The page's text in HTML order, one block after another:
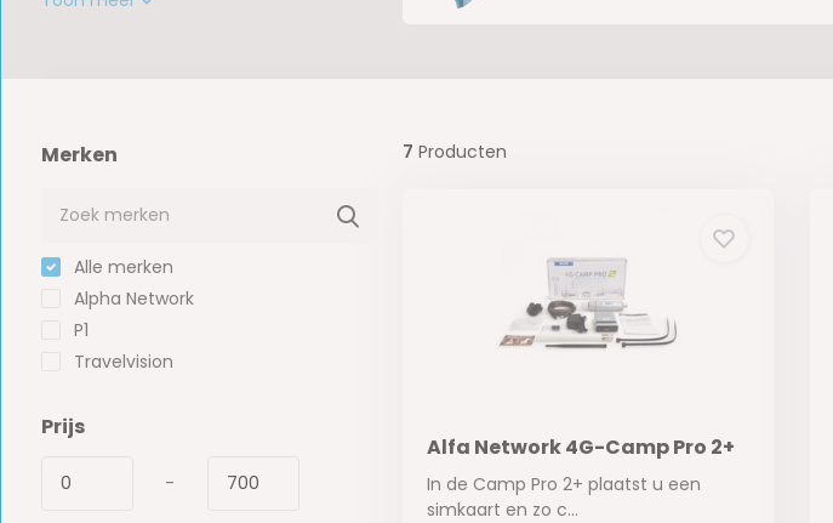
Merken
Alle merken
Alpha Network
P1
Travelvision
Prijs
-
7 Producten
Alfa Network 4G-Camp Pro 2+
In de Camp Pro 2+ plaatst u een
simkaart en zo c...